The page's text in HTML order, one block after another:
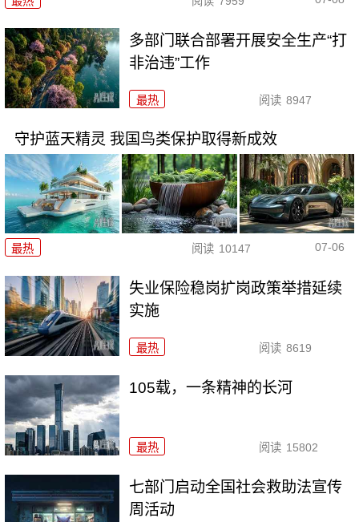
多部门联合部署开展安全生产“打
非治违”工作
最热 阅读 8947
守护蓝天精灵 我国鸟类保护取得新成效
最热 阅读 10147 07-06
失业保险稳岗扩岗政策举措延续
实施
最热 阅读 8619
105载，一条精神的长河
最热 阅读 15802
七部门启动全国社会救助法宣传
周活动